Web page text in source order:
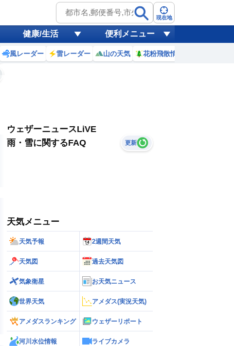
現在地
健康/生活 便利メニュー
風レーダー 雷レーダー 山の天気 花粉飛散情報
ウェザーニュースLiVE
雨・雪に関するFAQ
更新
天気メニュー
天気予報 2週間天気
天気図 過去天気図
気象衛星 お天気ニュース
世界天気 アメダス(実況天気)
アメダスランキング ウェザーリポート
河川水位情報 ライブカメラ